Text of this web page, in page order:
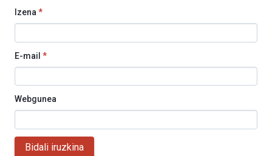
Izena *
E-mail *
Webgunea
Bidali iruzkina